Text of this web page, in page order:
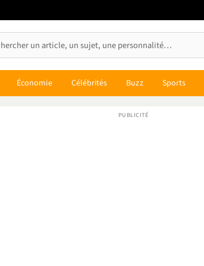
Économie Célébrités Buzz Sports